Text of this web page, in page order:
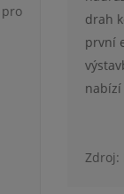
drah
první
nabízí
Zdroj: